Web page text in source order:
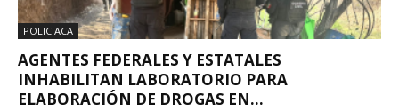
POLICIACA
AGENTES FEDERALES Y ESTATALES
INHABILITAN LABORATORIO PARA
ELABORACIÓN DE DROGAS EN...